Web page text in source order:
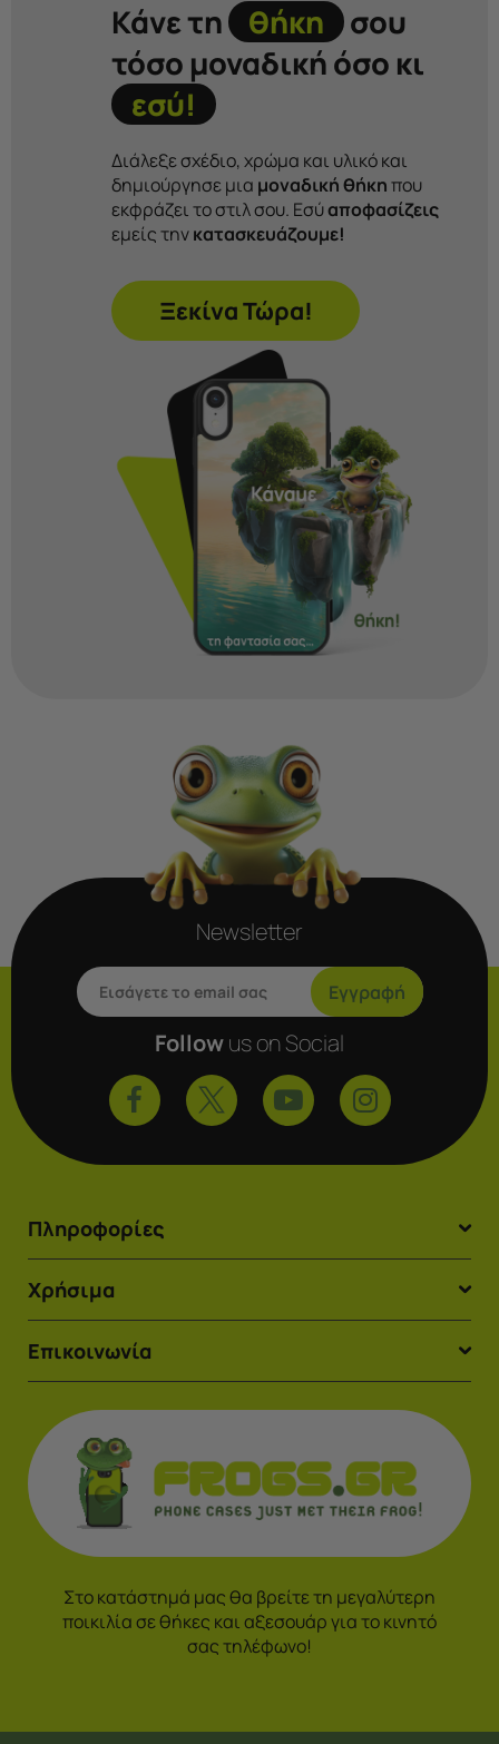
Κάνε τη θήκη
σου
τόσο μοναδική όσο κι
εσύ!
Διάλεξε σχέδιο, χρώμα και υλικό και
δημιούργησε μια μοναδική θήκηπου
εκφράζει το στιλ σου. Εσύαποφασίζεις
εμείς τηνκατασκευάζουμε!
Ξεκίνα Τώρα!
Newsletter
Εγγραφή
Followus on Social
Πληροφορίες
Χρήσιμα
Επικοινωνία
Στο κατάστημά μας θα βρείτε τη μεγαλύτερη
ποικιλία σε θήκες και αξεσουάρ για το κινητό
σας τηλέφωνο!